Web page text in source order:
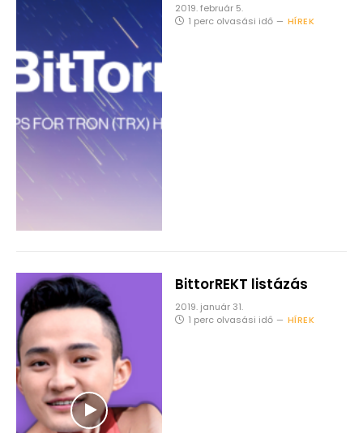
2019. február 5.
1 perc olvasási idő
HÍREK
BittorREKT listázás
2019. január 31.
1 perc olvasási idő
HÍREK